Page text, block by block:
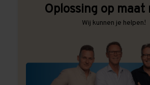
Oplossing op maat
Wij kunnen je helpen!